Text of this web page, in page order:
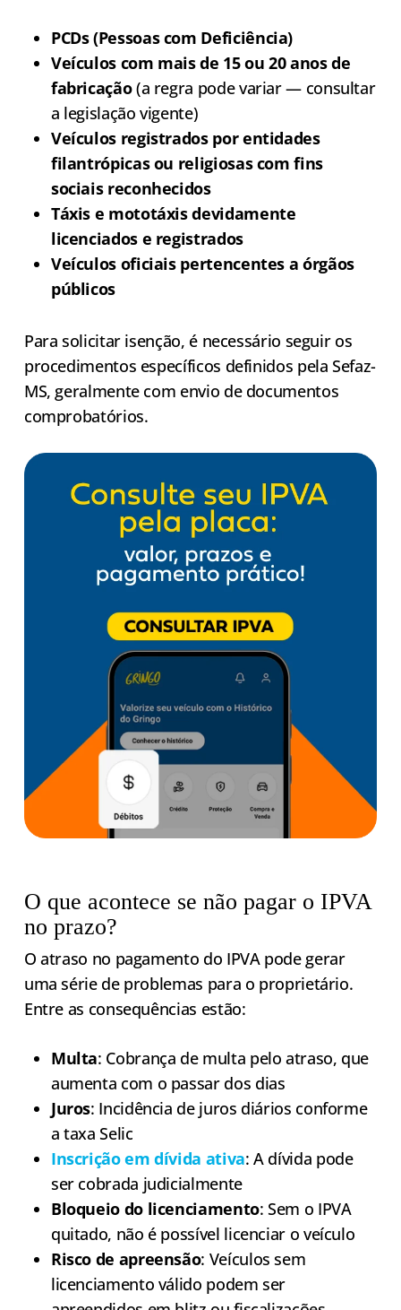
PCDs (Pessoas com Deficiência)
Veículos com mais de 15 ou 20 anos de
fabricação(a regra pode variar — consultar
a legislação vigente)
Veículos registrados por entidades
filantrópicas ou religiosas com fins
sociais reconhecidos
Táxis e mototáxis devidamente
licenciados e registrados
Veículos oficiais pertencentes a órgãos
públicos
Para solicitar isenção, é necessário seguir os
procedimentos específicos definidos pela Sefaz-
MS, geralmente com envio de documentos
comprobatórios.
O que acontece se não pagar o IPVA
no prazo?
O atraso no pagamento do IPVA pode gerar
uma série de problemas para o proprietário.
Entre as consequências estão:
Multa: Cobrança de multa pelo atraso, que
aumenta com o passar dos dias
Juros: Incidência de juros diários conforme
a taxa Selic
Inscrição em dívida ativa: A dívida pode
ser cobrada judicialmente
Bloqueio do licenciamento: Sem o IPVA
quitado, não é possível licenciar o veículo
Risco de apreensão: Veículos sem
licenciamento válido podem ser